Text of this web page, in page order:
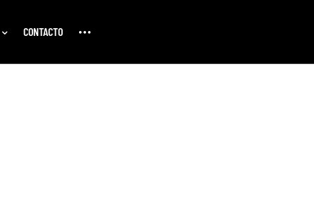
CONTACTO